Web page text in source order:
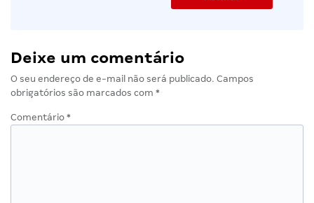
Deixe um comentário
O seu endereço de e-mail não será publicado. Campos
obrigatórios são marcados com *
Comentário *